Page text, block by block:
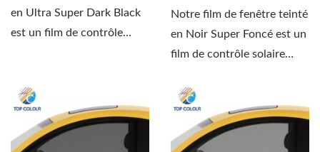
en Ultra Super Dark Black
est un film de contrôle
Notre film de fenêtre teinté
en Noir Super Foncé est un
film de contrôle solaire